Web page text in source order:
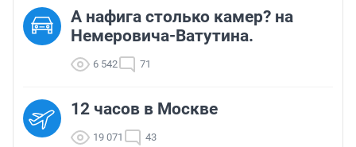
А нафига столько камер? на
Немеровича-Ватутина.
6 542 71
12 часов в Москве
19 071 43